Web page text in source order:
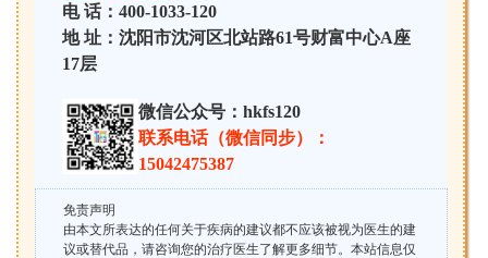
电 话：400-1033-120
地 址：沈阳市沈河区北站路61号财富中心A座
17层
微信公众号：hkfs120
联系电话（微信同步）：
15042475387
免责声明
由本文所表达的任何关于疾病的建议都不应该被视为医生的建
议或替代品，请咨询您的治疗医生了解更多细节。本站信息仅